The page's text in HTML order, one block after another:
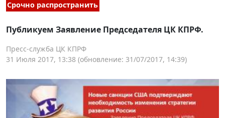
Срочно распространить
Публикуем Заявление Председателя ЦК КПРФ.
Пресс-служба ЦК КПРФ
31 Июля 2017, 13:38 (обновление: 31/07/2017, 14:39)